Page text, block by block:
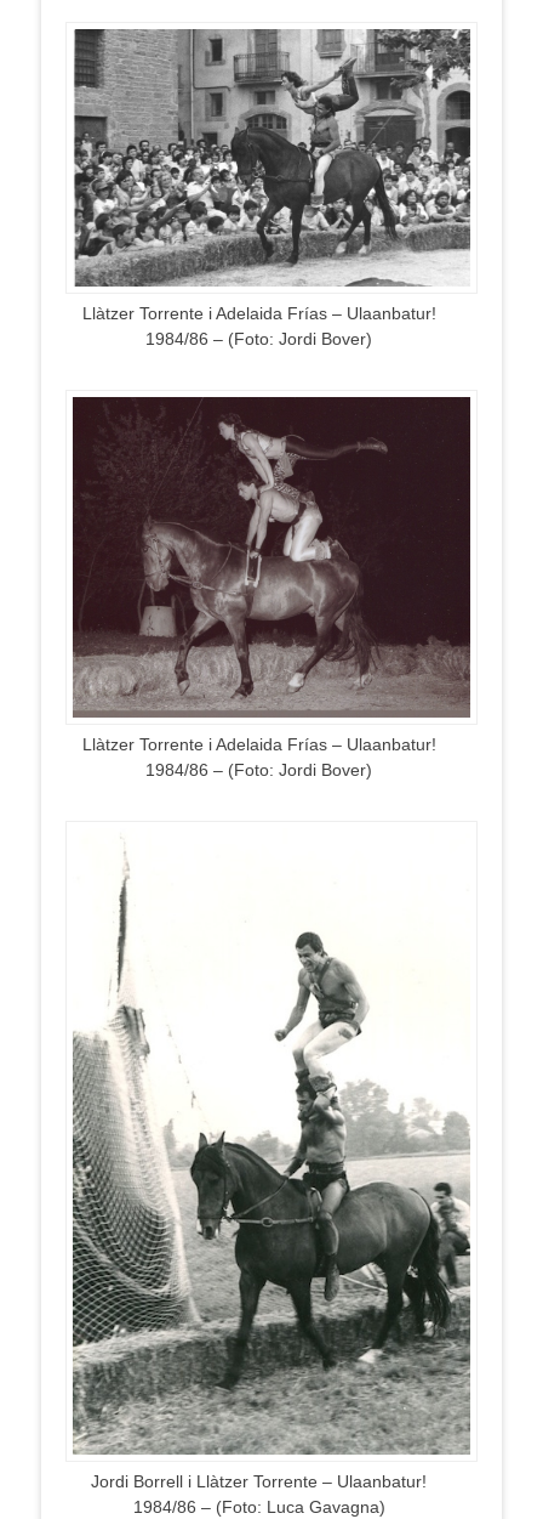
Llàtzer Torrente i Adelaida Frías – Ulaanbatur!
1984/86 – (Foto: Jordi Bover)
Llàtzer Torrente i Adelaida Frías – Ulaanbatur!
1984/86 – (Foto: Jordi Bover)
Jordi Borrell i Llàtzer Torrente – Ulaanbatur!
1984/86 – (Foto: Luca Gavagna)